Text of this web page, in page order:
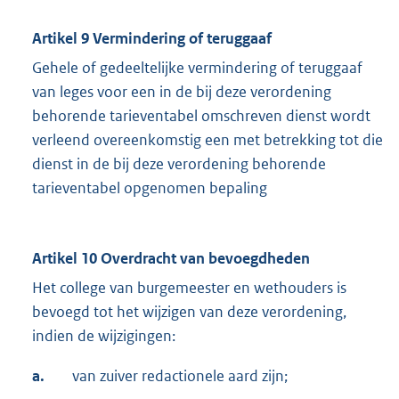
Artikel 9 Vermindering of teruggaaf
Gehele of gedeeltelijke vermindering of teruggaaf
van leges voor een in de bij deze verordening
behorende tarieventabel omschreven dienst wordt
verleend overeenkomstig een met betrekking tot die
dienst in de bij deze verordening behorende
tarieventabel opgenomen bepaling
Artikel 10 Overdracht van bevoegdheden
Het college van burgemeester en wethouders is
bevoegd tot het wijzigen van deze verordening,
indien de wijzigingen:
a. van zuiver redactionele aard zijn;